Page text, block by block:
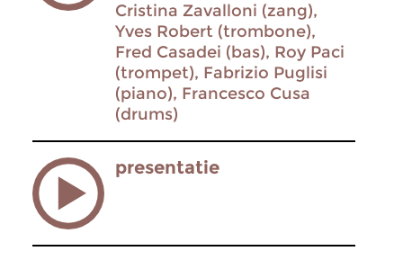
Cristina Zavalloni (zang),
Yves Robert (trombone),
Fred Casadei (bas), Roy Paci
(trompet), Fabrizio Puglisi
(piano), Francesco Cusa
(drums)
presentatie